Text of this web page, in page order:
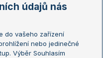
Open
Open
údajů nás
do vašeho zařízení
nebo jedinečné
Výběr Souhlasím